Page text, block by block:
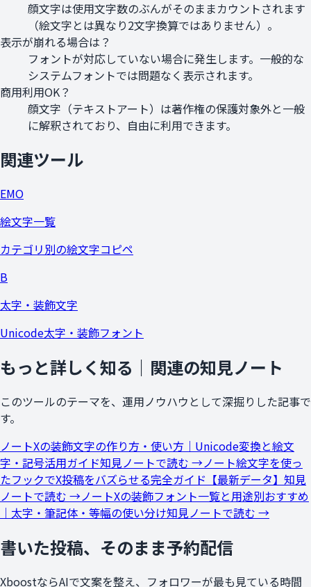
顔文字は使用文字数のぶんがそのままカウントされます
（絵文字とは異なり2文字換算ではありません）。
表示が崩れる場合は？
フォントが対応していない場合に発生します。一般的な
システムフォントでは問題なく表示されます。
商用利用OK？
顔文字（テキストアート）は著作権の保護対象外と一般
に解釈されており、自由に利用できます。
関連ツール
EMO
絵文字一覧
カテゴリ別の絵文字コピペ
B
太字・装飾文字
Unicode太字・装飾フォント
もっと詳しく知る｜関連の知見ノート
このツールのテーマを、運用ノウハウとして深掘りした記事で
す。
ノートXの装飾文字の作り方・使い方｜Unicode変換と絵文
字・記号活用ガイド知見ノートで読む →ノート絵文字を使っ
たフックでX投稿をバズらせる完全ガイド【最新データ】 知見
ノートで読む →ノートXの装飾フォント一覧と用途別おすすめ
｜太字・筆記体・等幅の使い分け知見ノートで読む →
書いた投稿、そのまま予約配信
XboostならAIで文案を整え、フォロワーが最も見ている時間